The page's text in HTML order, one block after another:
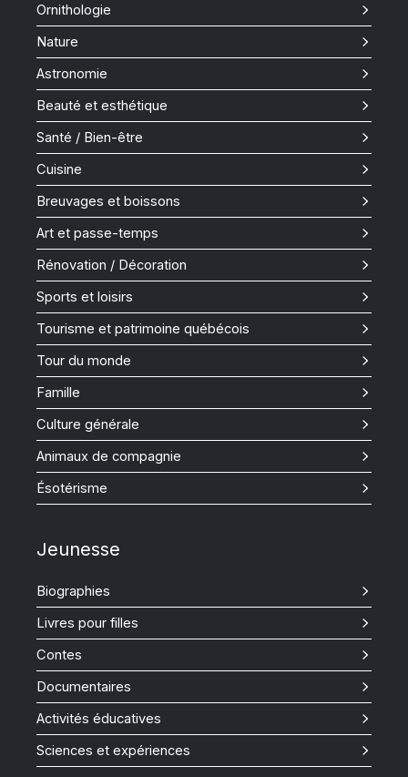
Ornithologie
Nature
Astronomie
Beauté et esthétique
Santé / Bien-être
Cuisine
Breuvages et boissons
Art et passe-temps
Rénovation / Décoration
Sports et loisirs
Tourisme et patrimoine québécois
Tour du monde
Famille
Culture générale
Animaux de compagnie
Ésotérisme
Jeunesse
Biographies
Livres pour filles
Contes
Documentaires
Activités éducatives
Sciences et expériences